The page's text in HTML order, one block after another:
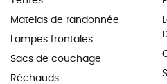
Matelas de randonnée
Lampes frontales
Sacs de couchage
Réchauds